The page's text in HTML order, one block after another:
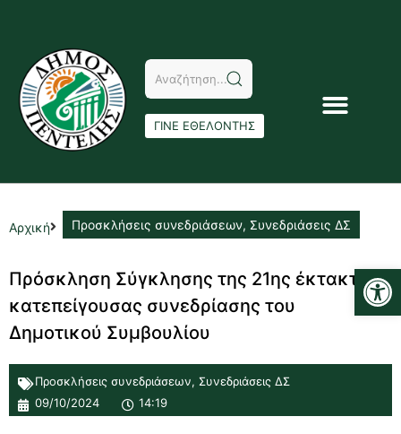
ΓΙΝΕ ΕΘΕΛΟΝΤΗΣ
Αρχική Προσκλήσεις συνεδριάσεων, Συνεδριάσεις ΔΣ
Πρόσκληση Σύγκλησης της 21ης έκτακτης
κατεπείγουσας συνεδρίασης του
Δημοτικού Συμβουλίου
Προσκλήσεις συνεδριάσεων, Συνεδριάσεις ΔΣ
09/10/2024
14:19